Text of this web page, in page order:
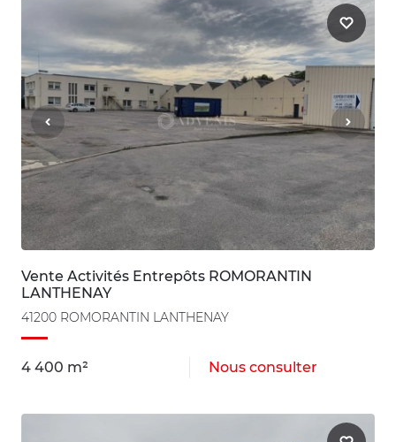
Vente Activités Entrepôts ROMORANTIN
LANTHENAY
41200 ROMORANTIN LANTHENAY
4 400 m² Nous consulter